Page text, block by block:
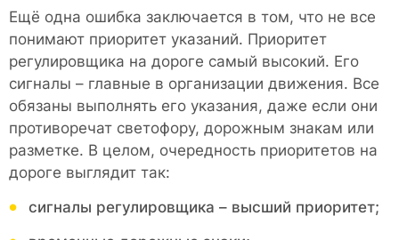
Ещё одна ошибка заключается в том, что не все
понимают приоритет указаний. Приоритет
регулировщика на дороге самый высокий. Его
сигналы – главные в организации движения. Все
обязаны выполнять его указания, даже если они
противоречат светофору, дорожным знакам или
разметке. В целом, очередность приоритетов на
дороге выглядит так:
сигналы регулировщика – высший приоритет;